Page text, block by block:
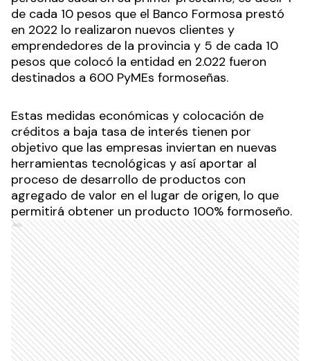
de cada 10 pesos que el Banco Formosa prestó
en 2022 lo realizaron nuevos clientes y
emprendedores de la provincia y 5 de cada 10
pesos que colocó la entidad en 2.022 fueron
destinados a 600 PyMEs formoseñas.
Estas medidas económicas y colocación de
créditos a baja tasa de interés tienen por
objetivo que las empresas inviertan en nuevas
herramientas tecnológicas y así aportar al
proceso de desarrollo de productos con
agregado de valor en el lugar de origen, lo que
permitirá obtener un producto 100% formoseño.
Ads